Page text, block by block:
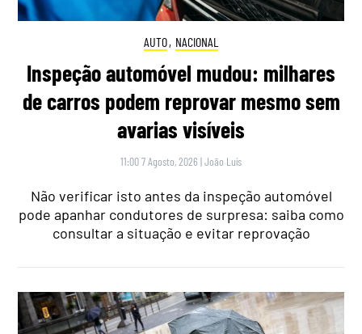
AUTO, NACIONAL
Inspeção automóvel mudou: milhares
de carros podem reprovar mesmo sem
avarias visíveis
11:00 7 Agosto, 2026 |João Luís
Não verificar isto antes da inspeção automóvel
pode apanhar condutores de surpresa: saiba como
consultar a situação e evitar reprovação